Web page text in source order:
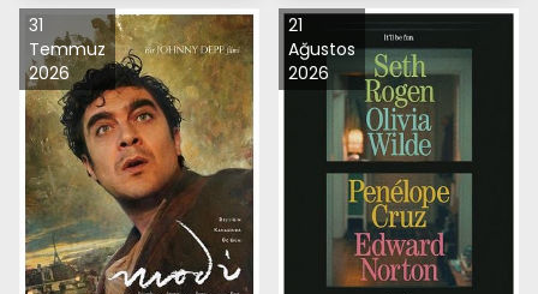
31
Temmuz
2026
21
Ağustos
2026